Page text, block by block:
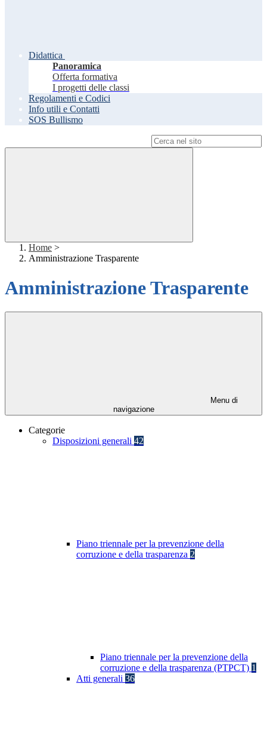
Didattica
Panoramica
Offerta formativa
I progetti delle classi
Regolamenti e Codici
Info utili e Contatti
SOS Bullismo
Home >
Amministrazione Trasparente
Amministrazione Trasparente
Menu di
navigazione
Categorie
Disposizioni generali 42
Piano triennale per la prevenzione della
corruzione e della trasparenza 2
Piano triennale per la prevenzione della
corruzione e della trasparenza (PTPCT) 1
Atti generali 36